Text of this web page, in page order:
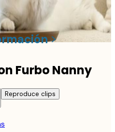
Furbo Nanny
Reproduce clips